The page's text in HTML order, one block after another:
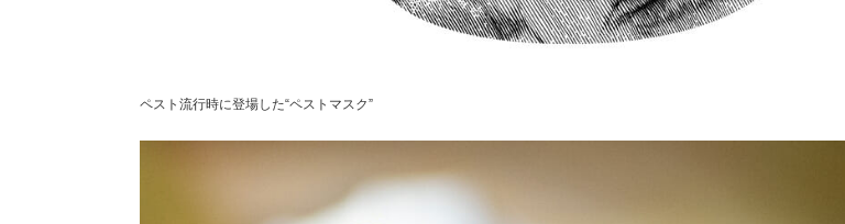
ペスト流行時に登場した“ペストマスク”